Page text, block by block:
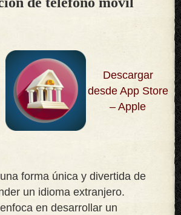
Descargar
desde App Store
– Apple
forma única y divertida de
un idioma extranjero.
en desarrollar un